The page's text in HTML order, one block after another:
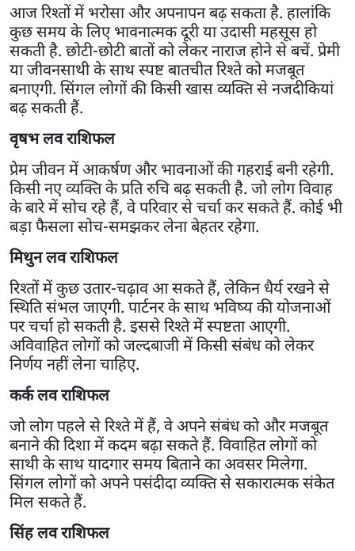
आज रिश्तों में भरोसा और अपनापन बढ़ सकता है. हालांकि
कुछ समय के लिए भावनात्मक दूरी या उदासी महसूस हो
सकती है. छोटी-छोटी बातों को लेकर नाराज होने से बचें. प्रेमी
या जीवनसाथी के साथ स्पष्ट बातचीत रिश्ते को मजबूत
बनाएगी. सिंगल लोगों की किसी खास व्यक्ति से नजदीकियां
बढ़ सकती हैं.
वृषभ लव राशिफल
प्रेम जीवन में आकर्षण और भावनाओं की गहराई बनी रहेगी.
किसी नए व्यक्ति के प्रति रुचि बढ़ सकती है. जो लोग विवाह
के बारे में सोच रहे हैं, वे परिवार से चर्चा कर सकते हैं. कोई भी
बड़ा फैसला सोच-समझकर लेना बेहतर रहेगा.
मिथुन लव राशिफल
रिश्तों में कुछ उतार-चढ़ाव आ सकते हैं, लेकिन धैर्य रखने से
स्थिति संभल जाएगी. पार्टनर के साथ भविष्य की योजनाओं
पर चर्चा हो सकती है. इससे रिश्ते में स्पष्टता आएगी.
अविवाहित लोगों को जल्दबाजी में किसी संबंध को लेकर
निर्णय नहीं लेना चाहिए.
कर्क लव राशिफल
जो लोग पहले से रिश्ते में हैं, वे अपने संबंध को और मजबूत
बनाने की दिशा में कदम बढ़ा सकते हैं. विवाहित लोगों को
साथी के साथ यादगार समय बिताने का अवसर मिलेगा.
सिंगल लोगों को अपने पसंदीदा व्यक्ति से सकारात्मक संकेत
मिल सकते हैं.
सिंह लव राशिफल